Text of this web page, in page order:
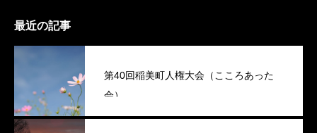
最近の記事
第40回稲美町人権大会（こころあった
会）